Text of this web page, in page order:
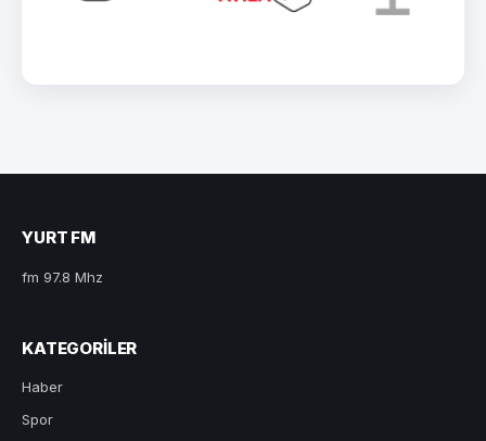
YURT FM
fm 97.8 Mhz
KATEGORILER
Haber
Spor